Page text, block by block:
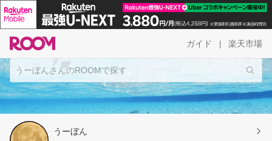
ガイド 楽天市場
うーぼん